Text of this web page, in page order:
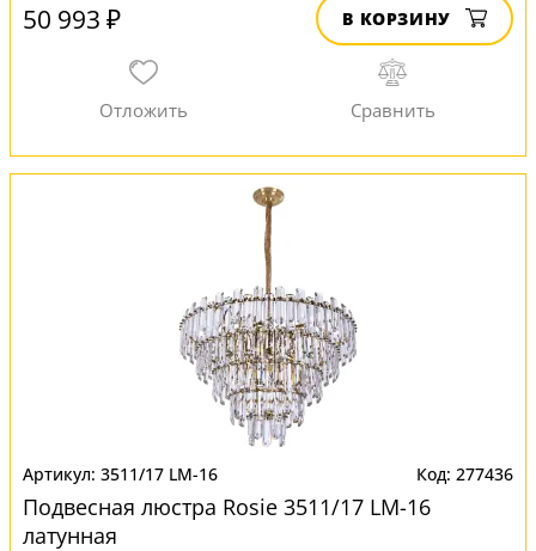
50 993 ₽ В КОРЗИНУ
3511/17 LM-16 277436
Подвесная люстра Rosie 3511/17 LM-16
латунная